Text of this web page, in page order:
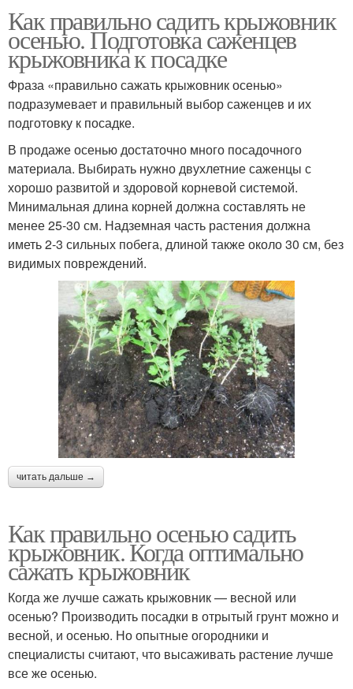
Как правильно садить крыжовник
осенью. Подготовка саженцев
крыжовника к посадке
Фраза «правильно сажать крыжовник осенью»
подразумевает и правильный выбор саженцев и их
подготовку к посадке.
В продаже осенью достаточно много посадочного
материала. Выбирать нужно двухлетние саженцы с
хорошо развитой и здоровой корневой системой.
Минимальная длина корней должна составлять не
менее 25-30 см. Надземная часть растения должна
иметь 2-3 сильных побега, длиной также около 30 см, без
видимых повреждений.
читать дальше →
Как правильно осенью садить
крыжовник. Когда оптимально
сажать крыжовник
Когда же лучше сажать крыжовник — весной или
осенью? Производить посадки в отрытый грунт можно и
весной, и осенью. Но опытные огородники и
специалисты считают, что высаживать растение лучше
все же осенью.